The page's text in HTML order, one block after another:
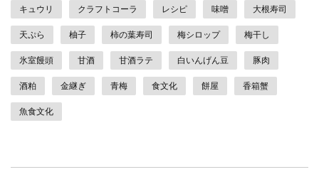
キュウリ クラフトコーラ レシピ 味噌 大根寿司
天ぷら 柚子 柿の葉寿司 梅シロップ 梅干し
氷室饅頭 甘酒 甘酒ラテ 白いんげん豆 豚肉
酒粕 金継ぎ 青梅 食文化 餅屋 香箱蟹
魚食文化